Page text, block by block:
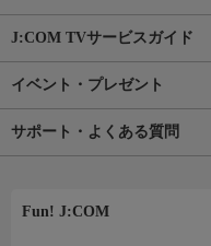
J:COM TVサービスガイド
イベント・プレゼント
サポート・よくある質問
Fun! J:COM